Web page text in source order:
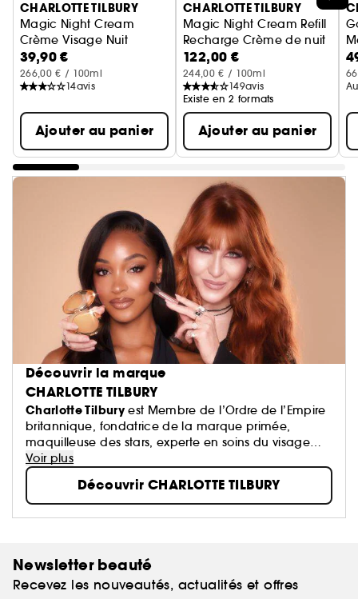
CHARLOTTE TILBURY
Magic Night Cream
Crème Visage Nuit
39,90 €
266,00 € / 100ml
14avis
Ajouter au panier
CHARLOTTE TILBURY
Magic Night Cream Refill
Recharge Crème de nuit
122,00 €
244,00 € / 100ml
149avis
Existe en 2 formats
Ajouter au panier
Découvrir la marque
CHARLOTTE TILBURY
Charlotte Tilburyest Membre de l’Ordre de l’Empire
britannique, fondatrice de la marque primée,
maquilleuse des stars, experte en soins du visage
performants + créatrice de parfums innovants !
Voir plus
Découvrir CHARLOTTE TILBURY
Newsletter beauté
Recevez les nouveautés, actualités et offres